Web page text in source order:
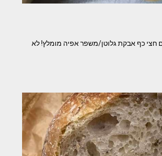
חצי כף אבקת גלוטן/משפר אפיה מומלץ! לא